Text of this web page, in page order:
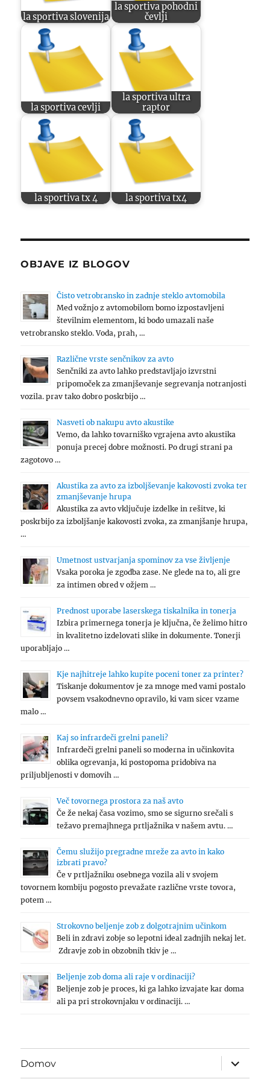
la sportiva slovenija
la sportiva pohodni
čevlji
la sportiva cevlji
la sportiva ultra
raptor
la sportiva tx 4 la sportiva tx4
OBJAVE IZ BLOGOV
Čisto vetrobransko in zadnje steklo avtomobila
Med vožnjo z avtomobilom bomo izpostavljeni
številnim elementom, ki bodo umazali naše
vetrobransko steklo. Voda, prah, …
Različne vrste senčnikov za avto
Senčniki za avto lahko predstavljajo izvrstni
pripomoček za zmanjševanje segrevanja notranjosti
vozila. prav tako dobro poskrbijo …
Nasveti ob nakupu avto akustike
Vemo, da lahko tovarniško vgrajena avto akustika
ponuja precej dobre možnosti. Po drugi strani pa
zagotovo …
Akustika za avto za izboljševanje kakovosti zvoka ter
zmanjševanje hrupa
Akustika za avto vključuje izdelke in rešitve, ki
poskrbijo za izboljšanje kakovosti zvoka, za zmanjšanje hrupa,
…
Umetnost ustvarjanja spominov za vse življenje
Vsaka poroka je zgodba zase. Ne glede na to, ali gre
za intimen obred v ožjem …
Prednost uporabe laserskega tiskalnika in tonerja
Izbira primernega tonerja je ključna, če želimo hitro
in kvalitetno izdelovati slike in dokumente. Tonerji
uporabljajo …
Kje najhitreje lahko kupite poceni toner za printer?
Tiskanje dokumentov je za mnoge med vami postalo
povsem vsakodnevno opravilo, ki vam sicer vzame
malo …
Kaj so infrardeči grelni paneli?
Infrardeči grelni paneli so moderna in učinkovita
oblika ogrevanja, ki postopoma pridobiva na
priljubljenosti v domovih …
Več tovornega prostora za naš avto
Če že nekaj časa vozimo, smo se sigurno srečali s
težavo premajhnega prtljažnika v našem avtu. …
Čemu služijo pregradne mreže za avto in kako
izbrati pravo?
Če v prtljažniku osebnega vozila ali v svojem
tovornem kombiju pogosto prevažate različne vrste tovora,
potem …
Strokovno beljenje zob z dolgotrajnim učinkom
Beli in zdravi zobje so lepotni ideal zadnjih nekaj let.
Zdravje zob in obzobnih tkiv je …
Beljenje zob doma ali raje v ordinaciji?
Beljenje zob je proces, ki ga lahko izvajate kar doma
ali pa pri strokovnjaku v ordinaciji. …
Domov
expand
child
menu